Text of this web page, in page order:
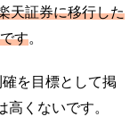
天証券に移行した
す。
を目標として掲
くないです。